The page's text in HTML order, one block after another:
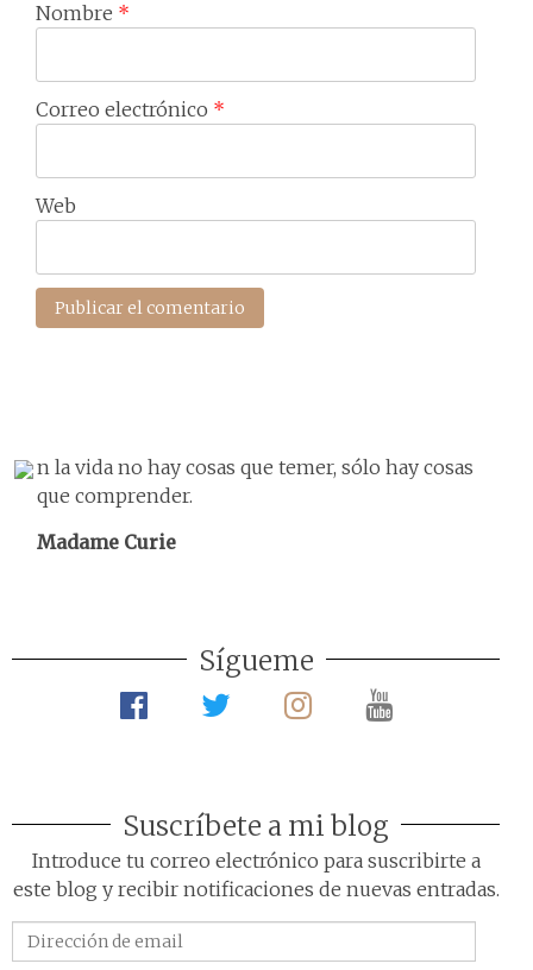
Nombre *
Correo electrónico *
Web
n la vida no hay cosas que temer, sólo hay cosas
que comprender.
Madame Curie
Sígueme
Suscríbete a mi blog
Introduce tu correo electrónico para suscribirte a
este blog y recibir notificaciones de nuevas entradas.
de